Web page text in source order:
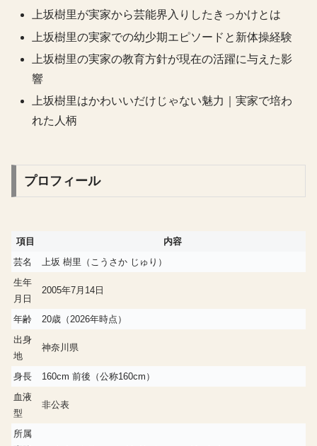
上坂樹里が実家から芸能界入りしたきっかけとは
上坂樹里の実家での幼少期エピソードと新体操経験
上坂樹里の実家の教育方針が現在の活躍に与えた影
響
上坂樹里はかわいいだけじゃない魅力｜実家で培わ
れた人柄
プロフィール
項目
内容
芸名
上坂 樹里（こうさか じゅり）
生年
月日
2005年7月14日
年齢
20歳（2026年時点）
出身
地
神奈川県
身長
160cm 前後（公称160cm）
血液
型
非公表
所属